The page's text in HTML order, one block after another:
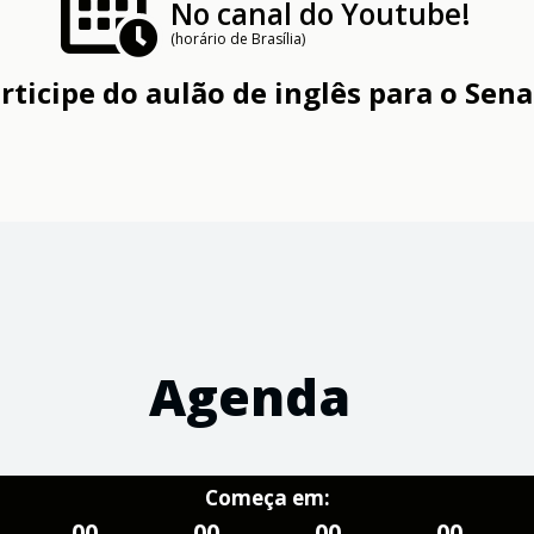
No canal do Youtube!
(horário de Brasília)
do aulão de inglês para o
Agenda
Começa em: